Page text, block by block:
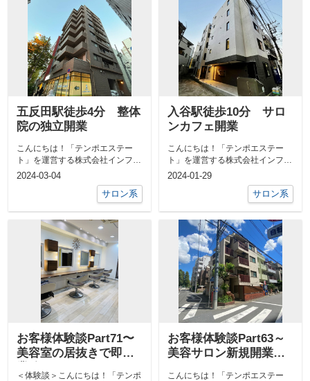
五反田駅徒歩4分 整体
院の独立開業
こんにちは！「テンポエステー
ト」を運営する株式会社インフィ
ニティライフの社本です。テンポ
2024-03-04
サロン系
入谷駅徒歩10分 サロ
ンカフェ開業
こんにちは！「テンポエステー
ト」を運営する株式会社インフィ
ニティライフの社本です。テンポ
2024-01-29
サロン系
お客様体験談Part71〜
美容室の居抜きで即開
＜体験談＞こんにちは！「テンポ
お客様体験談Part63～
美容サロン新規開業編
こんにちは！「テンポエステー